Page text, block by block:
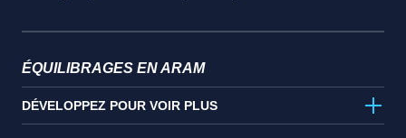
ÉQUILIBRAGES EN ARAM
DÉVELOPPEZ POUR VOIR PLUS